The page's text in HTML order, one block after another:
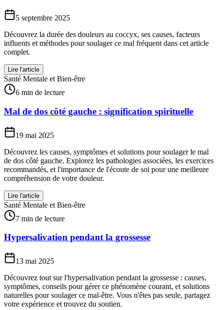
5 septembre 2025
Découvrez la durée des douleurs au coccyx, ses causes, facteurs
influents et méthodes pour soulager ce mal fréquent dans cet article
complet.
Lire l'article
Santé Mentale et Bien-être
6 min de lecture
Mal de dos côté gauche : signification spirituelle
19 mai 2025
Découvrez les causes, symptômes et solutions pour soulager le mal
de dos côté gauche. Explorez les pathologies associées, les exercices
recommandés, et l'importance de l'écoute de soi pour une meilleure
compréhension de votre douleur.
Lire l'article
Santé Mentale et Bien-être
7 min de lecture
Hypersalivation pendant la grossesse
13 mai 2025
Découvrez tout sur l'hypersalivation pendant la grossesse : causes,
symptômes, conseils pour gérer ce phénomène courant, et solutions
naturelles pour soulager ce mal-être. Vous n'êtes pas seule, partagez
votre expérience et trouvez du soutien.